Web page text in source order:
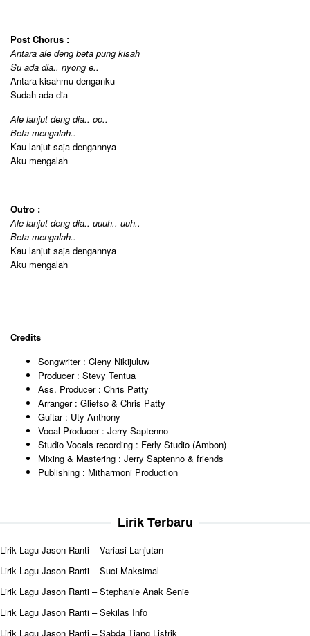
Post Chorus :
Antara ale deng beta pung kisah
Su ada dia.. nyong e..
Antara kisahmu denganku
Sudah ada dia
Ale lanjut deng dia.. oo..
Beta mengalah..
Kau lanjut saja dengannya
Aku mengalah
Outro :
Ale lanjut deng dia.. uuuh.. uuh..
Beta mengalah..
Kau lanjut saja dengannya
Aku mengalah
Credits
Songwriter : Cleny Nikijuluw
Producer : Stevy Tentua
Ass. Producer : Chris Patty
Arranger : Gliefso & Chris Patty
Guitar : Uty Anthony
Vocal Producer : Jerry Saptenno
Studio Vocals recording : Ferly Studio (Ambon)
Mixing & Mastering : Jerry Saptenno & friends
Publishing : Mitharmoni Production
Lirik Terbaru
Lirik Lagu Jason Ranti – Variasi Lanjutan
Lirik Lagu Jason Ranti – Suci Maksimal
Lirik Lagu Jason Ranti – Stephanie Anak Senie
Lirik Lagu Jason Ranti – Sekilas Info
Lirik Lagu Jason Ranti – Sabda Tiang Listrik